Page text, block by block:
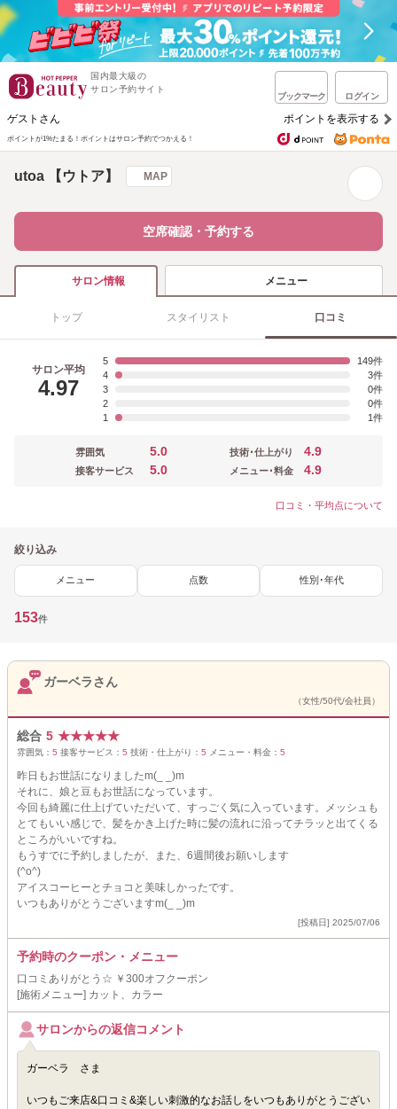
国内最大級の
サロン予約サイト
ブックマーク ログイン
ゲストさん ポイントを表示する
ポイントが1%たまる！ ポイントはサロン予約でつかえる！
utoa 【ウトア】 MAP
空席確認・予約する
サロン情報 メニュー
トップ スタイリスト 口コミ
サロン平均
4.97
5
149
4
3
3
0
2
0
1
1
雰囲気 5.0
接客サービス 5.0
技術･仕上がり 4.9
メニュー･料金 4.9
口コミ・平均点について
絞り込み
メニュー 点数 性別･年代
153件
ガーベラさん
（女性/50代/会社員）
総合 5 ★★★★★
雰囲気： 5 接客サービス： 5 技術・仕上がり： 5 メニュー・料金： 5
昨日もお世話になりましたm(_ _)m
それに、娘と豆もお世話になっています。
今回も綺麗に仕上げていただいて、すっごく気に入っています。メッシュも
とてもいい感じで、髪をかき上げた時に髪の流れに沿ってチラッと出てくる
ところがいいですね。
もうすでに予約しましたが、また、6週間後お願いします
(^o^)
アイスコーヒーとチョコと美味しかったです。
いつもありがとうございますm(_ _)m
[投稿日] 2025/07/06
予約時のクーポン・メニュー
口コミありがとう☆ ￥300オフクーポン
[施術メニュー] カット、カラー
サロンからの返信コメント
ガーベラ さま
いつもご来店&口コミ&楽しい刺激的なお話しをいつもありがとうござい